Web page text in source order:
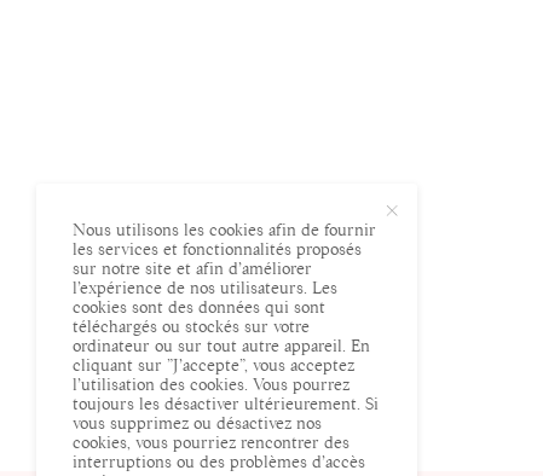
Nous utilisons les cookies afin de fournir
les services et fonctionnalités proposés
sur notre site et afin d’améliorer
l’expérience de nos utilisateurs. Les
cookies sont des données qui sont
téléchargés ou stockés sur votre
ordinateur ou sur tout autre appareil. En
cliquant sur ”J’accepte”, vous acceptez
l’utilisation des cookies. Vous pourrez
toujours les désactiver ultérieurement. Si
vous supprimez ou désactivez nos
cookies, vous pourriez rencontrer des
interruptions ou des problèmes d’accès